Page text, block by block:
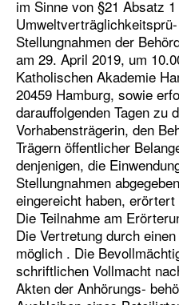
im Sinne von §21 Absatz
Stellungnahmen der
am 29. April 2019, um
Katholischen Akademie
20459 Hamburg, sowie
darauffolgenden Tagen zu
Vorhabensträgerin, den
Trägern öffentlicher
denjenigen, die
Stellungnahmen
eingereicht haben, erörtert
Die Teilnahme am
Die Vertretung durch
möglich . Die
schriftlichen Vollmacht
Akten der Anhörungs-